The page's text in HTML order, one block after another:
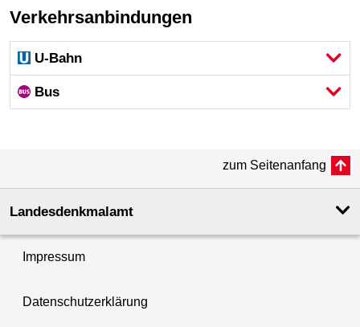
Verkehrsanbindungen
U-Bahn
Bus
zum Seitenanfang
Landesdenkmal­amt
Impressum
Datenschutzerklärung